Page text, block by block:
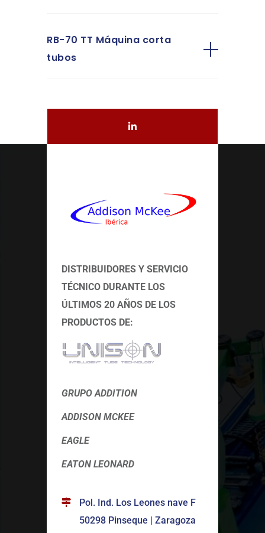
RB-70 TT Máquina corta
tubos
DISTRIBUIDORES Y SERVICIO
TÉCNICO DURANTE LOS
ÚLTIMOS 20 AÑOS DE LOS
PRODUCTOS DE:
GRUPO ADDITION
ADDISON MCKEE
EAGLE
EATON LEONARD
Pol. Ind. Los Leones nave F
50298 Pinseque | Zaragoza